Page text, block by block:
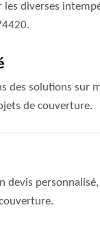
les diverses
des solutions sur
de couverture.
devis